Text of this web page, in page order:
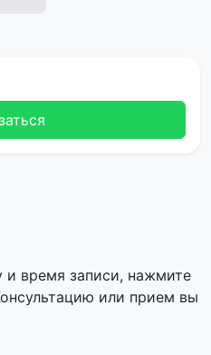
время записи, нажмите
или прием вы